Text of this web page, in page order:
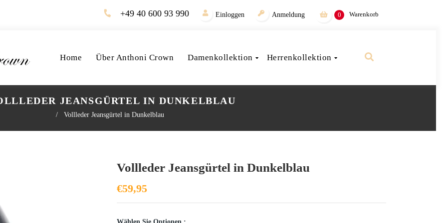
+49 40 600 93 990 Einloggen Anmeldung 0 Warenkorb
Home Über Anthoni Crown Damenkollektion Herrenkollektion
JEANSGÜRTEL IN DUNKELBLAU
/ Vollleder Jeansgürtel in Dunkelblau
Vollleder Jeansgürtel in Dunkelblau
€59,95